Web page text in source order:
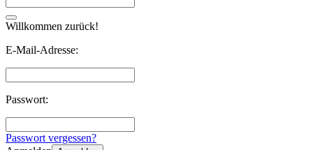
Willkommen zurück!
E-Mail-Adresse:
Passwort:
Passwort vergessen?